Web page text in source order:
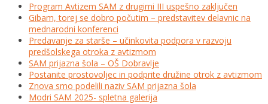
Program Avtizem SAM z drugimi III uspešno zaključen
Gibam, torej se dobro počutim – predstavitev delavnic na
mednarodni konferenci
Predavanje za starše – učinkovita podpora v razvoju
predšolskega otroka z avtizmom
SAM prijazna šola – OŠ Dobravlje
Postanite prostovoljec in podprite družine otrok z avtizmom
Znova smo podelili naziv SAM prijazna šola
Modri SAM 2025- spletna galerija